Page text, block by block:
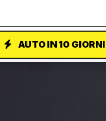
AUTO IN 10 GIORNI